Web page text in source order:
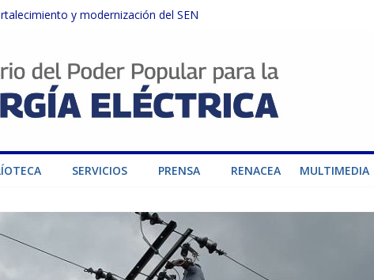
y modernización del SEN
en instalaciones del SEN en Carabobo
preventivo para fortalecer el SEN ante el fenómeno de El Niño
50% de su capacidad de generación para fortalecer el SEN
del sector eléctrico por su heroica labor tras el doble sismo del 24-J
SERVICIOS PRENSA RENACEA MULTIMEDIA